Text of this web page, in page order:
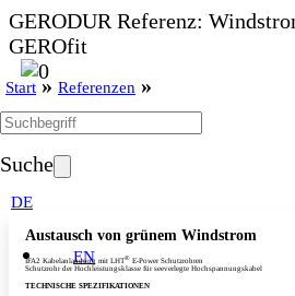
GERODUR Referenz:
GEROfit
Start » Referenzen »
Suche
DE
EN
Austausch von grünem Windstrom
IFA2 Kabelanlandung mit LHT® E-Power Schutzrohren
Schutzrohr der Hochleistungsklasse für seeverlegte Hochspannungskabel
TECHNISCHE SPEZIFIKATIONEN